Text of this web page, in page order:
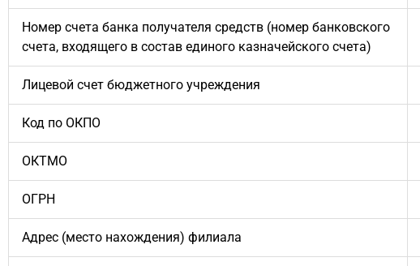
Номер счета банка получателя средств (номер банковского
счета, входящего в состав единого казначейского счета)
Лицевой счет бюджетного учреждения
Код по ОКПО
ОКТМО
ОГРН
Адрес (место нахождения) филиала